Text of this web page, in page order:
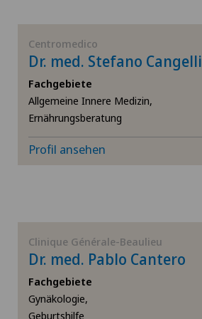
Computertomographie
CyberKnife® System
Da Vinci
Dickdarmchirurgie
Dünndarmchirurgie
Faido
Hôpital de La Providence
Hôpital de Moutier
Ladies Permanence Stadelhofen
Locarno
Centromedico
Dr. med. Stefano Cangelli
Fachgebiete
Allgemeine Innere Medizin,
Ernährungsberatung
Profil ansehen
Clinique Générale-Beaulieu
Dr. med. Pablo Cantero
Fachgebiete
Gynäkologie,
Geburtshilfe